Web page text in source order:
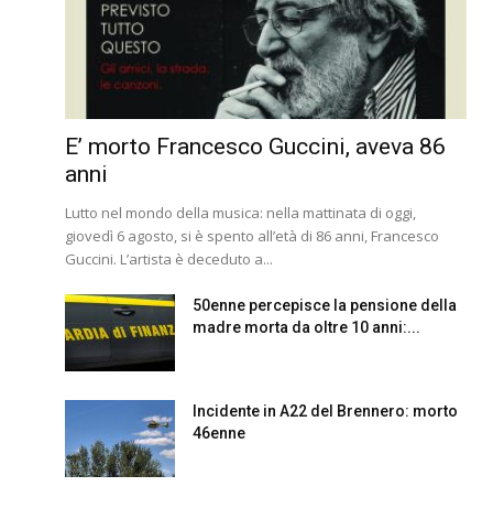
E’ morto Francesco Guccini, aveva 86
anni
Lutto nel mondo della musica: nella mattinata di oggi,
giovedì 6 agosto, si è spento all’età di 86 anni, Francesco
Guccini. L’artista è deceduto a...
50enne percepisce la pensione della
madre morta da oltre 10 anni:...
Incidente in A22 del Brennero: morto
46enne